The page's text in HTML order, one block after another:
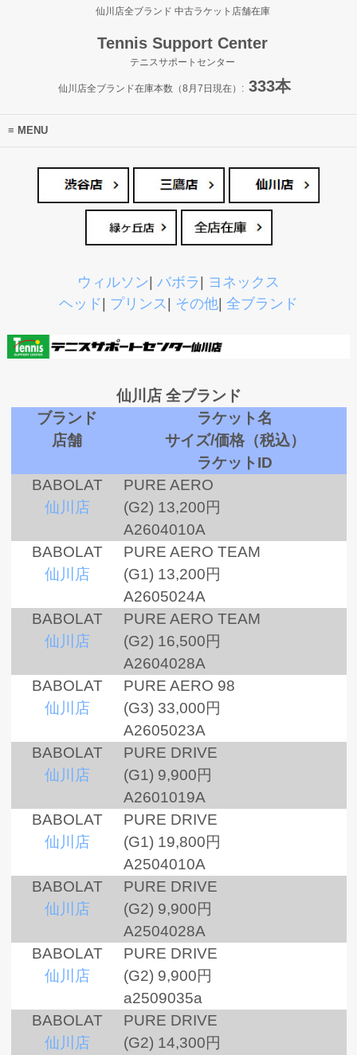
仙川店全ブランド 中古ラケット店舗在庫
Tennis Support Center
テニスサポートセンター
仙川店全ブランド在庫本数（8月7日現在）: 333本
MENU
ウィルソン バボラ
ヨネックス
ヘッド
プリンス その他 全ブランド
仙川店 全ブランド
ブランド
店舗
ラケット名
サイズ/価格（税込）
ラケットID
BABOLAT
仙川店
PURE AERO
(G2) 13,200円
A2604010A
BABOLAT
仙川店
PURE AERO TEAM
(G1) 13,200円
A2605024A
BABOLAT
仙川店
PURE AERO TEAM
(G2) 16,500円
A2604028A
BABOLAT
仙川店
PURE AERO 98
(G3) 33,000円
A2605023A
BABOLAT
仙川店
PURE DRIVE
(G1) 9,900円
A2601019A
BABOLAT
仙川店
PURE DRIVE
(G1) 19,800円
A2504010A
BABOLAT
仙川店
PURE DRIVE
(G2) 9,900円
A2504028A
BABOLAT
仙川店
PURE DRIVE
(G2) 9,900円
a2509035a
BABOLAT
仙川店
PURE DRIVE
(G2) 14,300円